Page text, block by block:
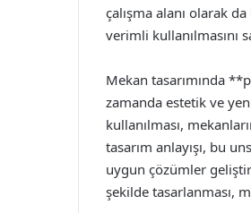
çalışma alanı olarak
verimli kullanılmasını
Mekan tasarımında
zamanda estetik ve
kullanılması,
tasarım anlayışı, bu
uygun çözümler
şekilde tasarlanması,